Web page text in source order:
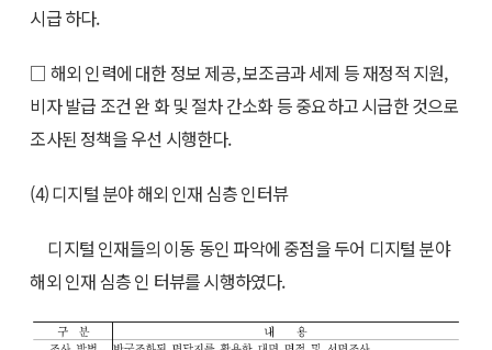
시급 하다.
□ 해외 인력에 대한 정보 제공, 보조금과 세제 등 재정적 지원,
비자 발급 조건 완 화 및 절차 간소화 등 중요하고 시급한 것으로
조사된 정책을 우선 시행한다.
(4) 디지털 분야 해외 인재 심층 인터뷰
디지털 인재들의 이동 동인 파악에 중점을 두어 디지털 분야
해외 인재 심층 인 터뷰를 시행하였다.